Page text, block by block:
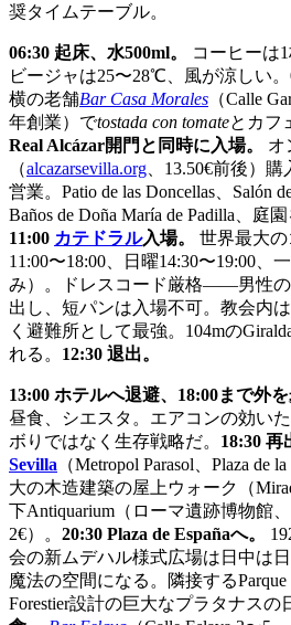
奨タイムテーブル。
06:30 起床、水500ml。 コーヒーは1
ビージャは25〜28℃、風が涼しい。
横の老舗Bar Casa Morales （Calle
年創業）でtostada con tomateとカフ
Real Alcázar開門と同時に入場。
オ
（alcazarsevilla.org 、13.50€前後）
営業。Patio de las Doncellas、Salón
Baños de Doña María de Padilla、庭
11:00 カテドラル入場。
世界最大
11:00〜18:00、日曜14:30〜19:00、
み）。ドレスコード厳格——男性の
出し、短パンは入場不可。教会内
く避難所として最強。104mの
れる。 12:30 退出。
13:00 ホテルへ退避、18:00まで外を
昼食、シエスタ。エアコンの効い
ボりではなく生存戦略だ。 18:30 再
Sevilla （Metropol Parasol、Plaza de
大の木造建築の屋上ウォーク（
下Antiquarium（ローマ遺跡博物館、
2€）。 20:30 Plaza de Españaへ。
会の新ムデハル様式広場は日中は
魔法の空間になる。隣接するParque
Forestier設計の巨大なプラタナスの